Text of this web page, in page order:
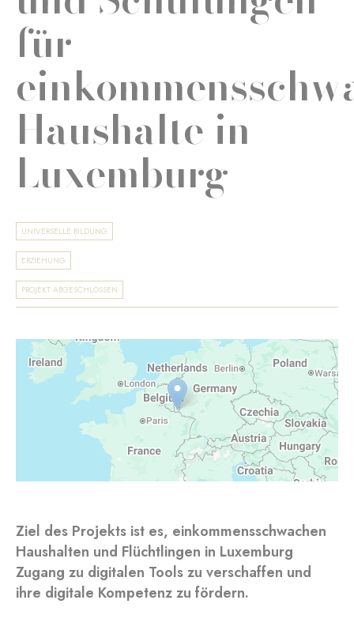
für
Haushalte in
Luxemburg
UNIVERSELLE BILDUNG
ERZIEHUNG
PROJEKT ABGESCHLOSSEN
Ziel des Projekts ist es, einkommensschwachen
Haushalten und Flüchtlingen in Luxemburg
Zugang zu digitalen Tools zu verschaffen und
ihre digitale Kompetenz zu fördern.